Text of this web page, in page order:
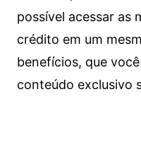
possível acessar as
crédito em um
benefícios, que
conteúdo exclusivo